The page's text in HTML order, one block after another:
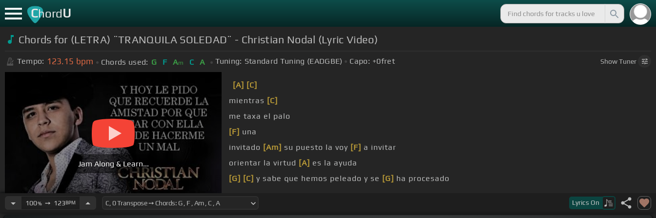
ChordU
Chords for (LETRA) ¨TRANQUILA SOLEDAD¨ - Christian Nodal (Lyric Video)
Tempo: 123.15 bpm Chords used: G F Am C A Tuning: Standard Tuning (EADGBE) Capo: +0fret ShowTuner
Jam Along & Learn...
[A] [C]
mientras [C]
me taxa el palo
[F] una
invitado [Am] su puesto la voy [F] a invitar
orientar la virtud [A] es la ayuda
[G] [C] y sabe que hemos peleado y se [G] ha procesado
100%➙ 123BPM Lyrics On